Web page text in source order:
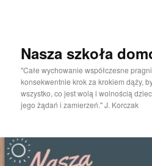
Nasza szkoła
"Całe wychowanie współczesne
konsekwentnie krok za krokiem dąży,
wszystko, co jest wolą i wolnością
jego żądań i zamierzeń." J. Korczak